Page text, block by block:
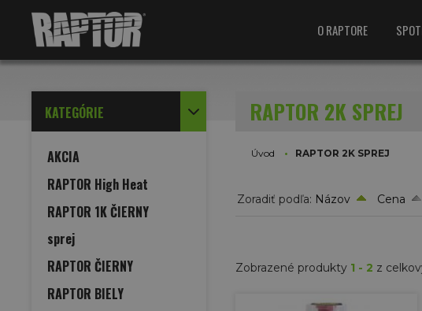
O RAPTORE
KATEGÓRIE
AKCIA
RAPTOR High Heat
RAPTOR 1K ČIERNY
sprej
RAPTOR ČIERNY
RAPTOR BIELY
RAPTOR 2K SPREJ
Úvod RAPTOR 2K SPREJ
Zoradiť podľa: Názov Cena
Zobrazené produkty 1 - 2 z